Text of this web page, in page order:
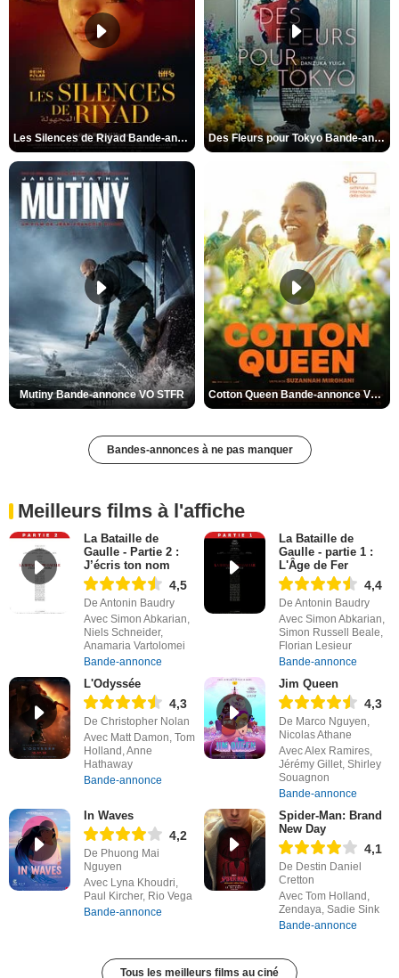
Les Silences de Riyad Bande-annonce VO STFR Des Fleurs pour Tokyo Bande-annonce VO STFR
Mutiny Bande-annonce VO STFR Cotton Queen Bande-annonce VO STFR
Bandes-annonces à ne pas manquer
Meilleurs films à l'affiche
La Bataille de
Gaulle - Partie 2 :
J’écris ton nom
4,5
De Antonin Baudry
Avec Simon Abkarian,
Niels Schneider,
Anamaria Vartolomei
Bande-annonce
La Bataille de
Gaulle - partie 1 :
L'Âge de Fer
4,4
De Antonin Baudry
Avec Simon Abkarian,
Simon Russell Beale,
Florian Lesieur
Bande-annonce
L'Odyssée
4,3
De Christopher Nolan
Avec Matt Damon, Tom
Holland, Anne
Hathaway
Bande-annonce
Jim Queen
4,3
De Marco Nguyen,
Nicolas Athane
Avec Alex Ramires,
Jérémy Gillet, Shirley
Souagnon
Bande-annonce
In Waves
4,2
De Phuong Mai
Nguyen
Avec Lyna Khoudri,
Paul Kircher, Rio Vega
Bande-annonce
Spider-Man: Brand
New Day
4,1
De Destin Daniel
Cretton
Avec Tom Holland,
Zendaya, Sadie Sink
Bande-annonce
Tous les meilleurs films au ciné